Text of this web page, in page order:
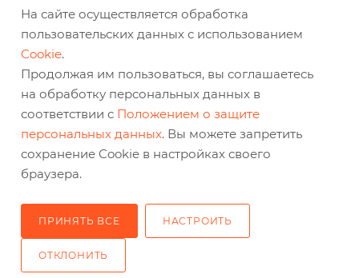
baz@belabraziv.ru
308009, Россия, г. Белгород,
На сайте осуществляется обработка
пользовательских данных с использованием
Cookie.
Продолжая им пользоваться, вы соглашаетесь
на обработку персональных данных в
соответствии с Положением о защите
персональных данных. Вы можете запретить
сохранение Cookie в настройках своего
браузера.
ПРИНЯТЬ ВСЕ НАСТРОИТЬ
ОТКЛОНИТЬ